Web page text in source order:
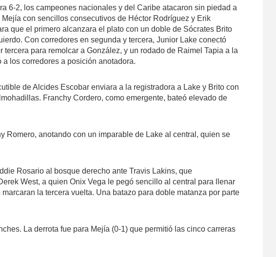
6-2, los campeones nacionales y del Caribe atacaron sin piedad a
con sencillos consecutivos de Héctor Rodríguez y Erik
que el primero alcanzara el plato con un doble de Sócrates Brito
Con corredores en segunda y tercera, Junior Lake conectó
tercera para remolcar a González, y un rodado de Raimel Tapia a la
a los corredores a posición anotadora.
de Alcides Escobar enviara a la registradora a Lake y Brito con
Franchy Cordero, como emergente, bateó elevado de
Romero, anotando con un imparable de Lake al central, quien se
Rosario al bosque derecho ante Travis Lakins, que
West, a quien Onix Vega le pegó sencillo al central para llenar
la tercera vuelta. Una batazo para doble matanza por parte
La derrota fue para Mejía (0-1) que permitió las cinco carreras